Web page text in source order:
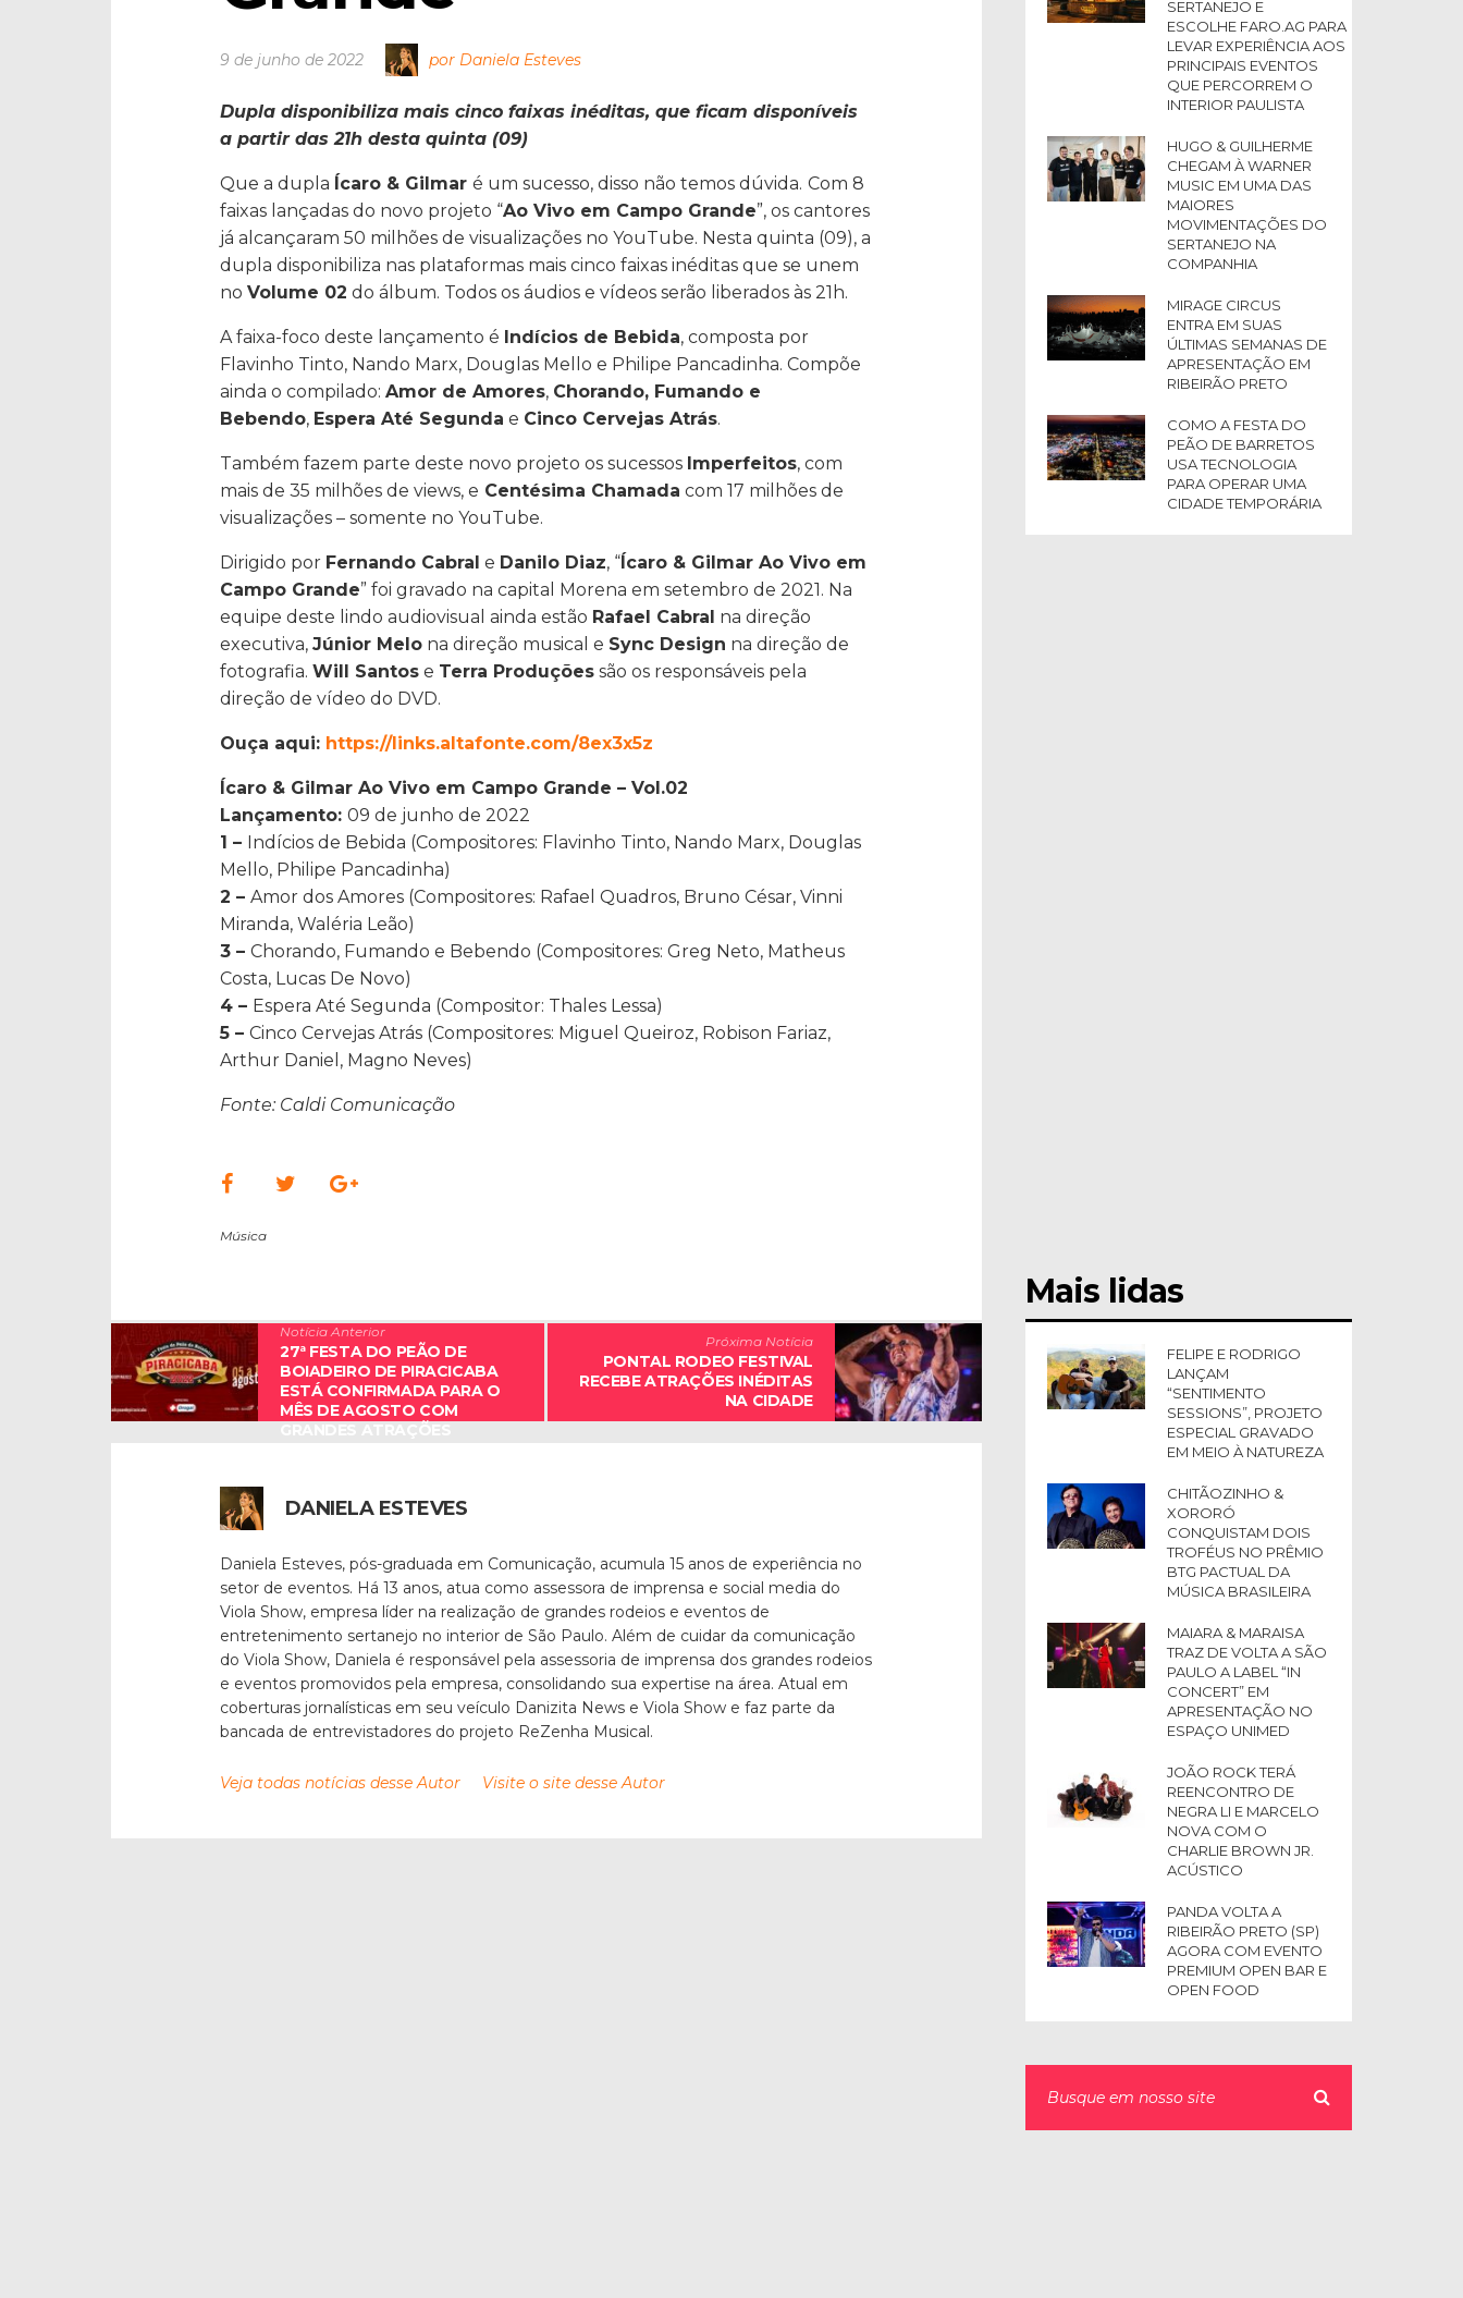
9 de junho de 2022 por Daniela Esteves
Dupla disponibiliza mais cinco faixas inéditas, que ficam disponíveis
a partir das 21h desta quinta (09)
Que a dupla Ícaro & Gilmar é um sucesso, disso não temos dúvida. Com 8
faixas lançadas do novo projeto “Ao Vivo em Campo Grande”, os cantores
já alcançaram 50 milhões de visualizações no YouTube. Nesta quinta (09), a
dupla disponibiliza nas plataformas mais cinco faixas inéditas que se unem
no Volume 02 do álbum. Todos os áudios e vídeos serão liberados às 21h.
A faixa-foco deste lançamento é Indícios de Bebida, composta por
Flavinho Tinto, Nando Marx, Douglas Mello e Philipe Pancadinha. Compõe
ainda o compilado: Amor de Amores, Chorando, Fumando e
Bebendo, Espera Até Segunda e Cinco Cervejas Atrás.
Também fazem parte deste novo projeto os sucessos Imperfeitos, com
mais de 35 milhões de views, e Centésima Chamada com 17 milhões de
visualizações – somente no YouTube.
Dirigido por Fernando Cabral e Danilo Diaz, “ Ícaro & Gilmar Ao Vivo em
Campo Grande” foi gravado na capital Morena em setembro de 2021. Na
equipe deste lindo audiovisual ainda estão Rafael Cabral na direção
executiva, Júnior Melo na direção musical e Sync Design na direção de
fotografia. Will Santos e Terra Produções são os responsáveis pela
direção de vídeo do DVD.
Ouça aqui: https://links.altafonte.com/8ex3x5z
Ícaro & Gilmar Ao Vivo em Campo Grande – Vol.02
Lançamento: 09 de junho de 2022
1 – Indícios de Bebida (Compositores: Flavinho Tinto, Nando Marx, Douglas
Mello, Philipe Pancadinha)
2 – Amor dos Amores (Compositores: Rafael Quadros, Bruno César, Vinni
Miranda, Waléria Leão)
3 – Chorando, Fumando e Bebendo (Compositores: Greg Neto, Matheus
Costa, Lucas De Novo)
4 – Espera Até Segunda (Compositor: Thales Lessa)
5 – Cinco Cervejas Atrás (Compositores: Miguel Queiroz, Robison Fariaz,
Arthur Daniel, Magno Neves)
Fonte: Caldi Comunicação
Música
Notícia Anterior
27ª FESTA DO PEÃO DE
BOIADEIRO DE PIRACICABA
ESTÁ CONFIRMADA PARA O
MÊS DE AGOSTO COM
Próxima Notícia
PONTAL RODEO FESTIVAL
RECEBE ATRAÇÕES INÉDITAS
NA CIDADE
DANIELA ESTEVES
Daniela Esteves, pós-graduada em Comunicação, acumula 15 anos de experiência no
setor de eventos. Há 13 anos, atua como assessora de imprensa e social media do
Viola Show, empresa líder na realização de grandes rodeios e eventos de
entretenimento sertanejo no interior de São Paulo. Além de cuidar da comunicação
do Viola Show, Daniela é responsável pela assessoria de imprensa dos grandes rodeios
e eventos promovidos pela empresa, consolidando sua expertise na área. Atual em
coberturas jornalísticas em seu veículo Danizita News e Viola Show e faz parte da
bancada de entrevistadores do projeto ReZenha Musical.
Veja todas notícias desse Autor Visite o site desse Autor
SERTANEJO E
ESCOLHE FARO.AG PARA
LEVAR EXPERIÊNCIA AOS
PRINCIPAIS EVENTOS
QUE PERCORREM O
INTERIOR PAULISTA
HUGO & GUILHERME
CHEGAM À WARNER
MUSIC EM UMA DAS
MAIORES
MOVIMENTAÇÕES DO
SERTANEJO NA
COMPANHIA
MIRAGE CIRCUS
ENTRA EM SUAS
ÚLTIMAS SEMANAS DE
APRESENTAÇÃO EM
RIBEIRÃO PRETO
COMO A FESTA DO
PEÃO DE BARRETOS
USA TECNOLOGIA
PARA OPERAR UMA
CIDADE TEMPORÁRIA
Mais lidas
FELIPE E RODRIGO
LANÇAM
“SENTIMENTO
SESSIONS”, PROJETO
ESPECIAL GRAVADO
EM MEIO À NATUREZA
CHITÃOZINHO &
XORORÓ
CONQUISTAM DOIS
TROFÉUS NO PRÊMIO
BTG PACTUAL DA
MÚSICA BRASILEIRA
MAIARA & MARAISA
TRAZ DE VOLTA A SÃO
PAULO A LABEL “IN
CONCERT” EM
APRESENTAÇÃO NO
ESPAÇO UNIMED
JOÃO ROCK TERÁ
REENCONTRO DE
NEGRA LI E MARCELO
NOVA COM O
CHARLIE BROWN JR.
ACÚSTICO
PANDA VOLTA A
RIBEIRÃO PRETO (SP)
AGORA COM EVENTO
PREMIUM OPEN BAR E
OPEN FOOD